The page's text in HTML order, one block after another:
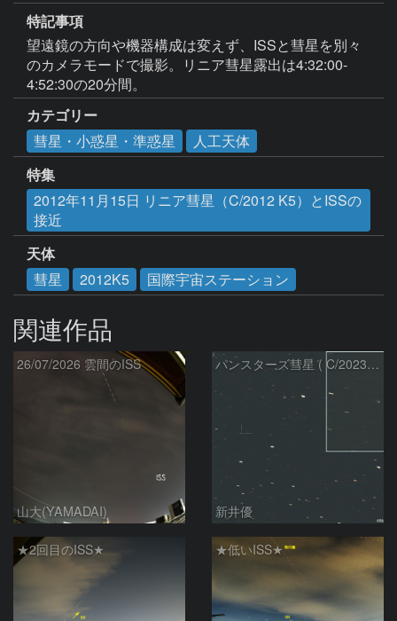
特記事項
望遠鏡の方向や機器構成は変えず、ISSと彗星を別々
のカメラモードで撮影。リニア彗星露出は4:32:00-
4:52:30の20分間。
カテゴリー
彗星・小惑星・準惑星
人工天体
特集
2012年11月15日 リニア彗星（C/2012 K5）とISSの
接近
天体
彗星
2012K5 国際宇宙ステーション
関連作品
26/07/2026 雲間のISS
山大(YAMADAI)
パンスターズ彗星 ( C/2023R1 )：2026/07/09
新井優
★2回目のISS★ ★低いISS★